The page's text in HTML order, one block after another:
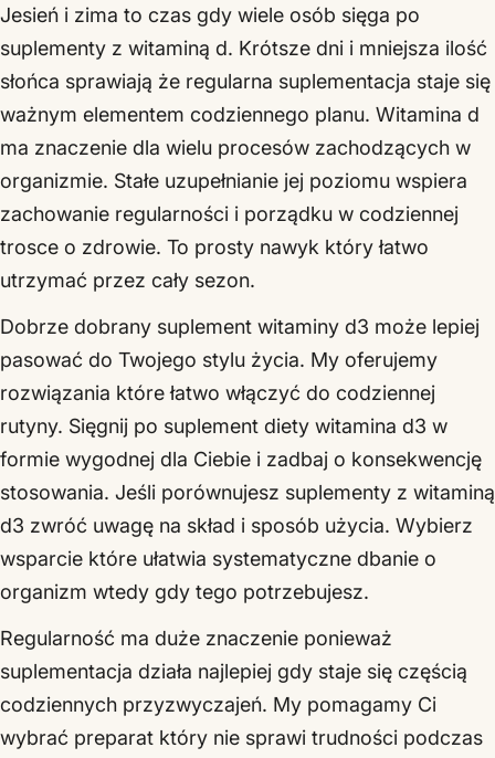
Jesień i zima to czas gdy wiele osób sięga po
suplementy z witaminą d. Krótsze dni i mniejsza ilość
słońca sprawiają że regularna suplementacja staje się
ważnym elementem codziennego planu. Witamina d
ma znaczenie dla wielu procesów zachodzących w
organizmie. Stałe uzupełnianie jej poziomu wspiera
zachowanie regularności i porządku w codziennej
trosce o zdrowie. To prosty nawyk który łatwo
utrzymać przez cały sezon.
Dobrze dobrany suplement witaminy d3 może lepiej
pasować do Twojego stylu życia. My oferujemy
rozwiązania które łatwo włączyć do codziennej
rutyny. Sięgnij po suplement diety witamina d3 w
formie wygodnej dla Ciebie i zadbaj o konsekwencję
stosowania. Jeśli porównujesz suplementy z witaminą
d3 zwróć uwagę na skład i sposób użycia. Wybierz
wsparcie które ułatwia systematyczne dbanie o
organizm wtedy gdy tego potrzebujesz.
Regularność ma duże znaczenie ponieważ
suplementacja działa najlepiej gdy staje się częścią
codziennych przyzwyczajeń. My pomagamy Ci
wybrać preparat który nie sprawi trudności podczas